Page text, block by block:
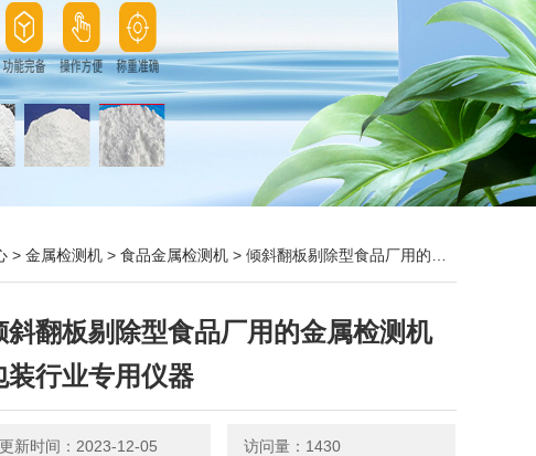
> 金属检测机 > 食品金属检测机 > 倾斜翻板剔除型食品厂用的金属检测机 包装行业专用仪器
斜翻板剔除型食品厂用的金属检测机
装行业专用仪器
更新时间：2023-12-05 访问量：1430